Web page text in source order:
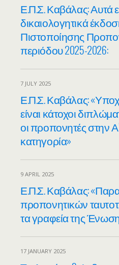
Ε.Π.Σ. Καβάλας: Αυτά
δικαιολογητικά
Πιστοποίησης
περιόδου 2025-2026:
7 JULY 2025
Ε.Π.Σ. Καβάλας:
είναι κάτοχοι
οι προπονητές στην
κατηγορία»
9 APRIL 2025
Ε.Π.Σ. Καβάλας:
προπονητικών
τα γραφεία της
17 JANUARY 2025